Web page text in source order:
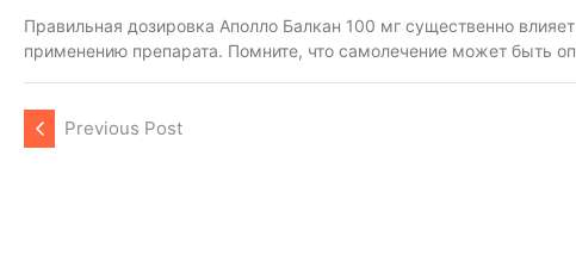
Правильная дозировка Аполло Балкан 100 мг существенно
применению препарата. Помните, что самолечение может быть
Previous Post